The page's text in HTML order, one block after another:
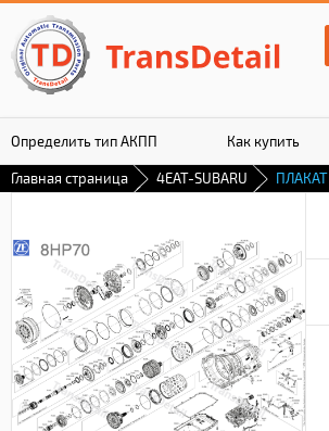
Определить тип АКПП Как купить
Гарантия
Главная страница 4EAT-SUBARU ПЛАКАТ